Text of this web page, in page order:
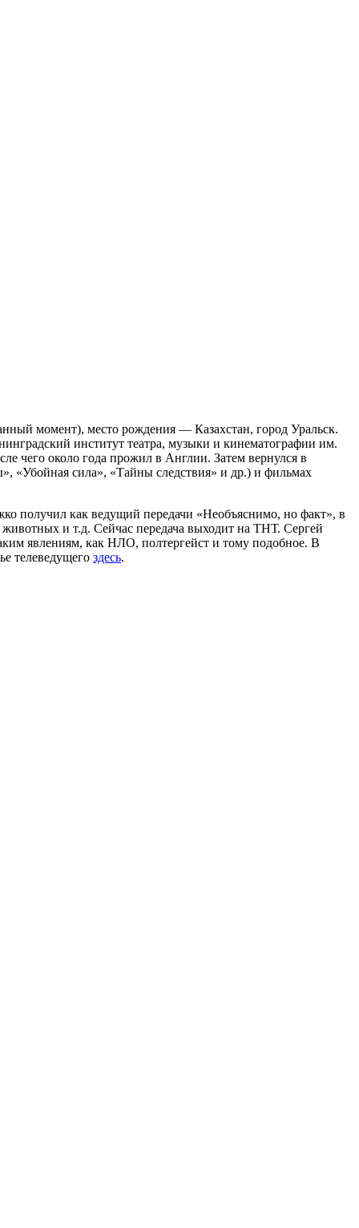
момент), место рождения — Казахстан, город Уральск.
институт театра, музыки и кинематографии им.
чего около года прожил в Англии. Затем вернулся в
«Убойная сила», «Тайны следствия» и др.) и фильмах
получил как ведущий передачи «Необъяснимо, но факт», в
и т.д. Сейчас передача выходит на ТНТ. Сергей
явлениям, как НЛО, полтергейст и тому подобное. В
телеведущего здесь.